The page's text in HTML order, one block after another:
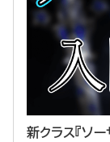
新クラス『ソ